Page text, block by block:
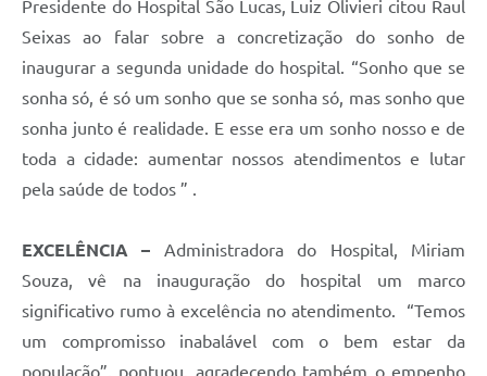
Presidente do Hospital São Lucas, Luiz Olivieri citou Raul
Seixas ao falar sobre a concretização do sonho de
inaugurar a segunda unidade do hospital. “Sonho que se
sonha só, é só um sonho que se sonha só, mas sonho que
sonha junto é realidade. E esse era um sonho nosso e de
toda a cidade: aumentar nossos atendimentos e lutar
pela saúde de todos ” .
EXCELÊNCIA – Administradora do Hospital, Miriam
Souza, vê na inauguração do hospital um marco
significativo rumo à excelência no atendimento. “Temos
um compromisso inabalável com o bem estar da
população”, pontuou, agradecendo também o empenho